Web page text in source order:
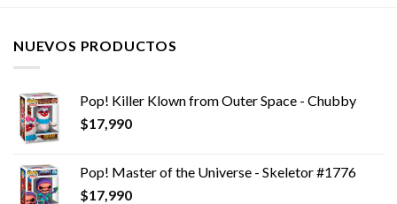
NUEVOS PRODUCTOS
Pop! Killer Klown from Outer Space - Chubby
$17,990
Pop! Master of the Universe - Skeletor #1776
$17,990